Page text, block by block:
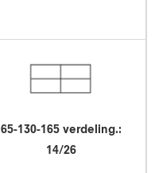
65-130-165 verdeling.:
14/26